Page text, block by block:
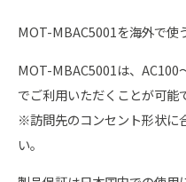
MOT-MBAC5001を海外で使
MOT-MBAC5001は、AC100
でご利用いただくことが可能
※訪問先のコンセント形状に
い。